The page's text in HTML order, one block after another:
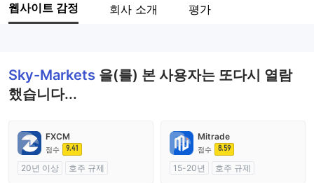
회사 전체 이름
웹사이트 감정 회사 소개 평가
Sky-Markets 을(를) 본 사용자는 또다시 열람
했습니다...
FXCM
점수 9.41
20년 이상
호주 규제
Mitrade
점수 8.59
15-20년
호주 규제